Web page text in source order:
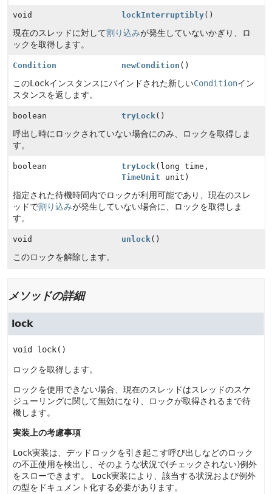
void lockInterruptibly()
現在のスレッドに対して割り込みが発生していないかぎり、ロ
ックを取得します。
Condition newCondition ()
このLockインスタンスにバインドされた新しいConditionイン
スタンスを返します。
boolean tryLock()
呼出し時にロックされていない場合にのみ、ロックを取得しま
す。
boolean tryLock(long time,
TimeUnit unit)
指定された待機時間内でロックが利用可能であり、現在のスレ
ッドで割り込みが発生していない場合に、ロックを取得しま
す。
void unlock()
このロックを解除します。
メソッドの詳細
lock
void lock()
ロックを取得します。
ロックを使用できない場合、現在のスレッドはスレッドのスケ
ジューリングに関して無効になり、ロックが取得されるまで待
機します。
実装上の考慮事項
Lock実装は、デッドロックを引き起こす呼び出しなどのロック
の不正使用を検出し、そのような状況で(チェックされない)例外
をスローできます。
Lock実装により、該当する状況および例外
の型をドキュメント化する必要があります。